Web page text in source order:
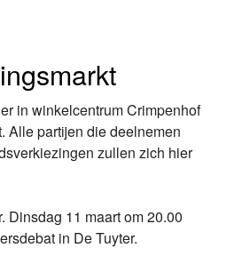
in winkelcentrum Crimpenhof
Alle partijen die deelnemen
zullen zich hier
Dinsdag 11 maart om 20.00
in De Tuyter.